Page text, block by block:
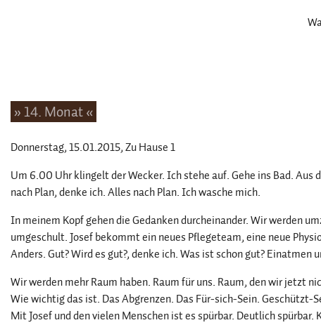
» 14. Monat «
Donnerstag, 15.01.2015, Zu Hause 1
Um 6.00 Uhr klingelt der Wecker. Ich stehe auf. Gehe ins Bad.
nach Plan, denke ich. Alles nach Plan. Ich wasche mich.
In meinem Kopf gehen die Gedanken durcheinander. Wir werden
umgeschult. Josef bekommt ein neues Pflegeteam, eine neue
Anders. Gut? Wird es gut?, denke ich. Was ist schon gut? Einatmen
Wir werden mehr Raum haben. Raum für uns. Raum, den wir jetzt
Wie wichtig das ist. Das Abgrenzen. Das Für-sich-Sein. Geschützt-
Mit Josef und den vielen Menschen ist es spürbar. Deutlich